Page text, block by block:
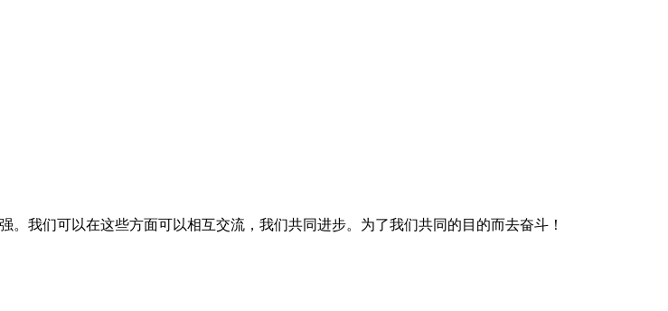
我们可以在这些方面可以相互交流，我们共同进步。为了我们共同的目的而去奋斗！